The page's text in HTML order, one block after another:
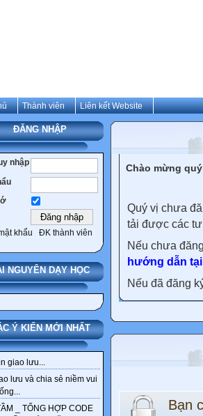
Thành viên Liên kết Website
ĐĂNG NHẬP
nhập
khẩu ĐK thành viên
NGUYÊN DẠY HỌC
Ý KIẾN MỚI NHẤT
giao lưu...
lưu và chia sẻ niềm vui
_ TỔNG HỢP CODE
Chào mừng
Quý vị chưa
tải được các
Nếu chưa
hướng dẫn
Nếu đã đăng
Bạn